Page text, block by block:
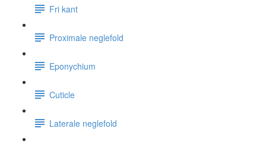
Fri kant
Proximale neglefold
Eponychium
Cuticle
Laterale neglefold